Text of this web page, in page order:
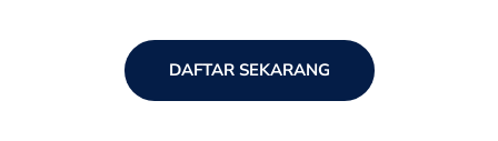
DAFTAR SEKARANG